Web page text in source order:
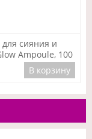
сияния и
Ampoule, 100
В корзину